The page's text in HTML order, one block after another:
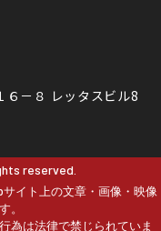
－８ レッタスビル8
reserved.
イト上の文章・画像・映像
。
為は法律で禁じられていま